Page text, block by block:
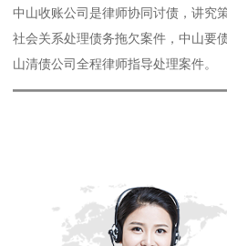
中山收账公司是律师协同讨债，讲究
社会关系处理债务拖欠案件，中山要
山清债公司全程律师指导处理案件。